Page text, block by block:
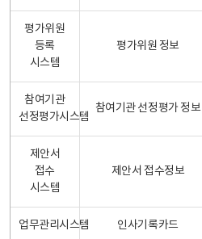
평가위원
등록
시스템
평가위원 정보
참여기관
선정평가시스템
참여기관 선정평가 정보
제안서
접수
시스템
제안서 접수정보
업무관리시스템 인사기록카드